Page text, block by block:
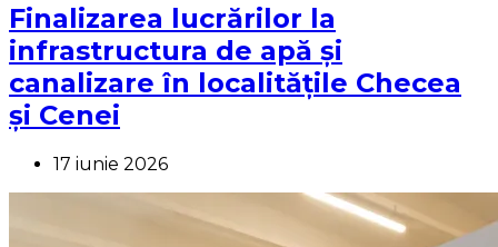
Finalizarea lucrărilor la
infrastructura de apă și
canalizare în localitățile Checea
și Cenei
17 iunie 2026